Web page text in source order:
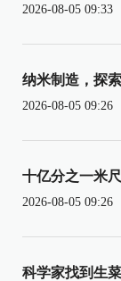
2026-08-05 09:33
纳米制造，探
2026-08-05 09:26
十亿分之一米
2026-08-05 09:26
科学家找到生